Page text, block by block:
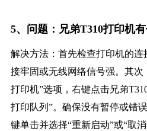
5、问题：兄弟T310打印机
解决方法：首先检查打印机的
接牢固或无线网络信号强。其次
打印机”选项，右键点击兄弟
打印队列”。确保没有暂停或错
键单击并选择“重新启动”或“取